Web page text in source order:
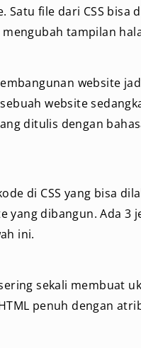
Satu file dari CSS bisa
tampilan
website
website
ditulis dengan
di CSS yang bisa
dibangun. Ada 3
ini.
sekali membuat
penuh dengan